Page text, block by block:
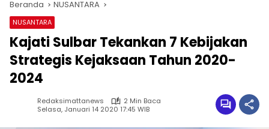
Beranda NUSANTARA
NUSANTARA
Kajati Sulbar Tekankan 7 Kebijakan
Strategis Kejaksaan Tahun 2020-
2024
Redaksimattanews
2 Min Baca
Selasa, Januari 14 2020 17:45 WIB